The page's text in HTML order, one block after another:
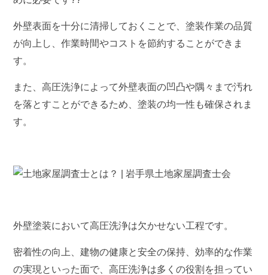
外壁表面を十分に清掃しておくことで、塗装作業の品質
が向上し、作業時間やコストを節約することができま
す。
また、高圧洗浄によって外壁表面の凹凸や隅々まで汚れ
を落とすことができるため、塗装の均一性も確保されま
す。
外壁塗装において高圧洗浄は欠かせない工程です。
密着性の向上、建物の健康と安全の保持、効率的な作業
の実現といった面で、高圧洗浄は多くの役割を担ってい